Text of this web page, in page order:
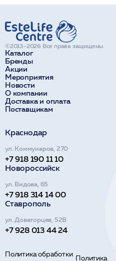
Каталог
Бренды
Акции
Мероприятия
Новости
О компании
Доставка и оплата
Поставщикам
©2013–2026 Все права защищены.
Краснодар
ул. Коммунаров, 270
+7 918 190 11 10
Новороссийск
ул. Видова, 65
+7 918 314 14 00
Ставрополь
ул. Доваторцев, 52В
+7 928 013 44 24
Политика обработки
Политика